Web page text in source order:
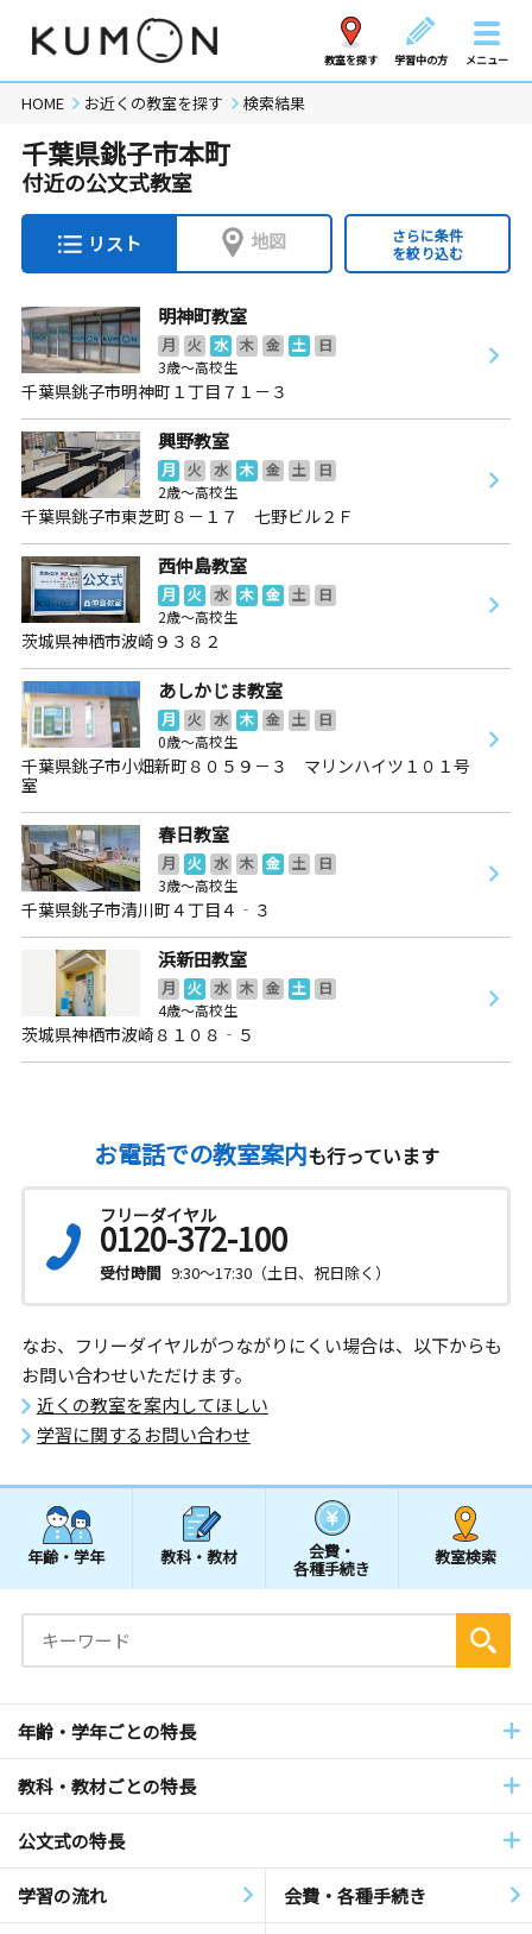
教室を探す 学習中の方 メニュー
HOME お近くの教室を探す 検索結果
千葉県銚子市本町
付近の公文式教室
リスト 地図
さらに条件
を絞り込む
明神町教室
月 火 水 木 金 土
日
3歳～高校生
千葉県銚子市明神町１丁目７１－３
興野教室
月 火 水 木 金 土
日
2歳～高校生
千葉県銚子市東芝町８－１７ 七野ビル２Ｆ
西仲島教室
月 火 水 木 金 土
日
2歳～高校生
茨城県神栖市波崎９３８２
あしかじま教室
月 火 水 木 金 土
日
0歳～高校生
千葉県銚子市小畑新町８０５９－３ マリンハイツ１０１号
室
春日教室
月 火 水 木 金 土
日
3歳～高校生
千葉県銚子市清川町４丁目４‐３
浜新田教室
月 火 水 木 金 土
日
4歳～高校生
茨城県神栖市波崎８１０８‐５
お電話での教室案内も行っています
フリーダイヤル
0120-372-100
受付時間 9:30～17:30（土日、祝日除く）
なお、フリーダイヤルがつながりにくい場合は、以下からも
お問い合わせいただけます。
近くの教室を案内してほしい
学習に関するお問い合わせ
年齢・学年 教科・教材 会費・
各種手続き
教室検索
年齢・学年ごとの特長
教科・教材ごとの特長
公文式の特長
学習の流れ 会費・各種手続き